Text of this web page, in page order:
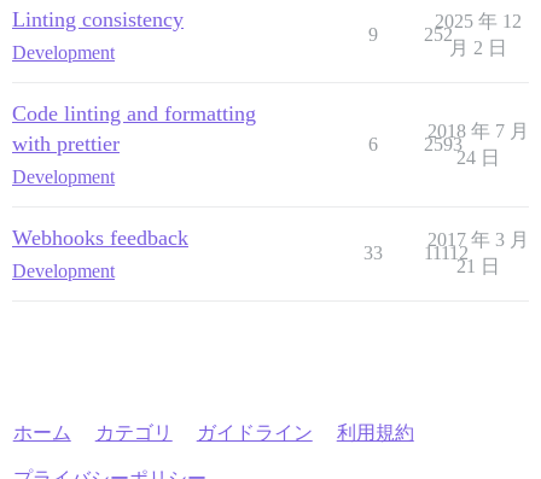
Linting consistency
Development
9 252
2025 年 12
月 2 日
Code linting and formatting
with prettier
Development
6 2593
2018 年 7 月
24 日
Webhooks feedback
Development
33 11112
2017 年 3 月
21 日
ホーム カテゴリ ガイドライン 利用規約